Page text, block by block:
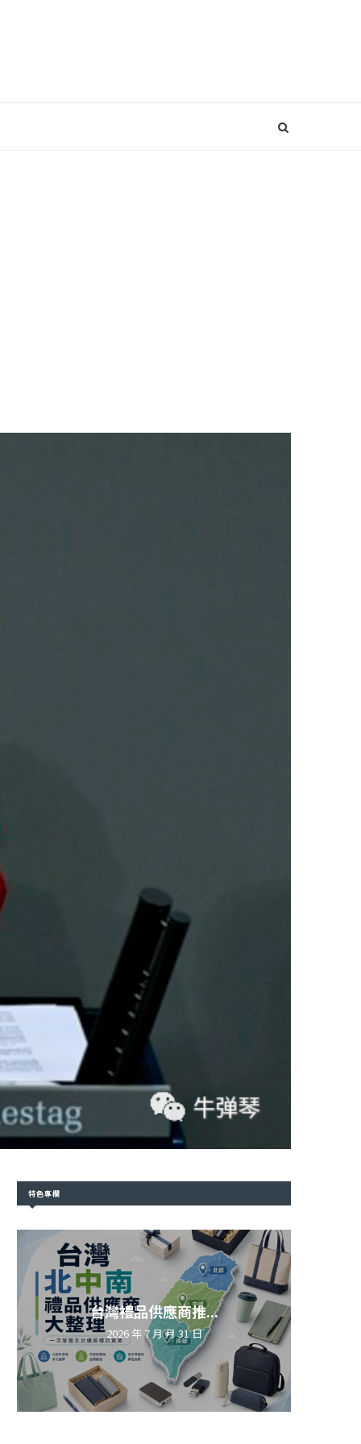
特色專欄
台灣禮品供應商推...
2026 年 7 月 月 31 日